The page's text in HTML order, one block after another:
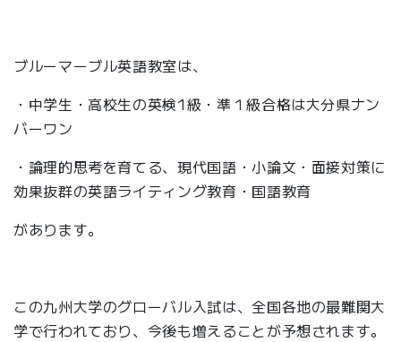
ブルーマーブル英語教室は、
・中学生・高校生の英検1級・準１級合格は大分県ナン
バーワン
・論理的思考を育てる、現代国語・小論文・面接対策に
効果抜群の英語ライティング教育・国語教育
があります。
この九州大学のグローバル入試は、全国各地の最難関大
学で行われており、今後も増えることが予想されます。